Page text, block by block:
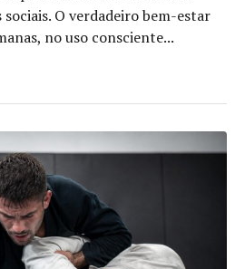
O verdadeiro bem-estar
no uso consciente...